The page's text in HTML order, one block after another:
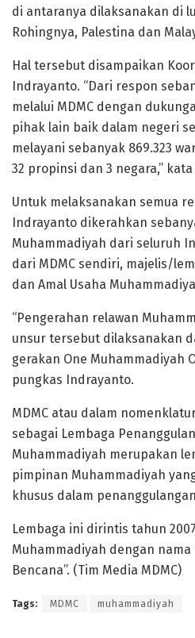
di antaranya dilaksanakan di
Rohingnya, Palestina dan
Hal tersebut disampaikan
Indrayanto. “Dari respon
melalui MDMC dengan
pihak lain baik dalam negeri
melayani sebanyak 869.323
32 propinsi dan 3 negara,”
Untuk melaksanakan semua
Indrayanto dikerahkan
Muhammadiyah dari seluruh
dari MDMC sendiri, majelis/
dan Amal Usaha
“Pengerahan relawan
unsur tersebut dilaksanakan
gerakan One Muhammadiyah
pungkas Indrayanto.
MDMC atau dalam
sebagai Lembaga
Muhammadiyah merupakan
pimpinan Muhammadiyah
khusus dalam
Lembaga ini dirintis tahun
Muhammadiyah dengan nama
Bencana”. (Tim Media MDMC)
Tags: MDMC muhammadiyah